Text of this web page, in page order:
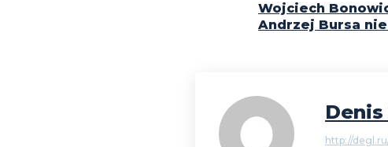
Wojciech
Andrzej Bursa
Denis
http://